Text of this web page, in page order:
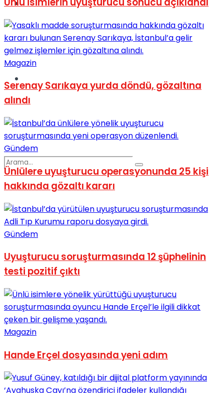
Spor
No Result
View All Result
Magazin
Serenay Sarıkaya yurda döndü, gözaltına
alındı
Gündem
Ünlülere uyuşturucu operasyonunda 25 kişi
hakkında gözaltı kararı
Gündem
Uyuşturucu soruşturmasında 12 şüphelinin
testi pozitif çıktı
Magazin
Hande Erçel dosyasında yeni adım